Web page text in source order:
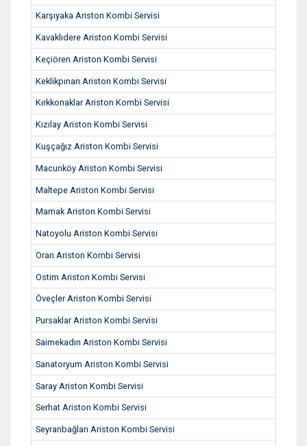
Karşıyaka Ariston Kombi Servisi
Kavaklıdere Ariston Kombi Servisi
Keçiören Ariston Kombi Servisi
Keklikpınarı Ariston Kombi Servisi
Kırkkonaklar Ariston Kombi Servisi
Kızılay Ariston Kombi Servisi
Kuşçağız Ariston Kombi Servisi
Macunköy Ariston Kombi Servisi
Maltepe Ariston Kombi Servisi
Mamak Ariston Kombi Servisi
Natoyolu Ariston Kombi Servisi
Oran Ariston Kombi Servisi
Ostim Ariston Kombi Servisi
Öveçler Ariston Kombi Servisi
Pursaklar Ariston Kombi Servisi
Saimekadın Ariston Kombi Servisi
Sanatoryum Ariston Kombi Servisi
Saray Ariston Kombi Servisi
Serhat Ariston Kombi Servisi
Seyranbağları Ariston Kombi Servisi